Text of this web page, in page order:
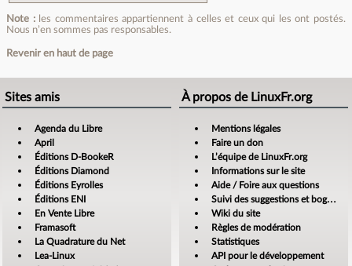
Note :les commentaires appartiennent à celles et ceux qui les ont postés.
Nous n’en sommes pas responsables.
Revenir en haut de page
Sites amis
Agenda du Libre
April
Éditions D-BookeR
Éditions Diamond
Éditions Eyrolles
Éditions ENI
En Vente Libre
Framasoft
La Quadrature du Net
Lea-Linux
À propos de LinuxFr.org
Mentions légales
Faire un don
L’équipe de LinuxFr.org
Informations sur le site
Aide / Foire aux questions
Suivi des suggestions et bogues
Wiki du site
Règles de modération
Statistiques
API pour le développement